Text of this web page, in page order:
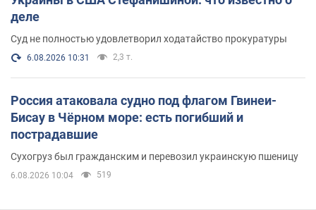
деле
Суд не полностью удовлетворил ходатайство прокуратуры
6.08.2026 10:31 2,3 т.
Россия атаковала судно под флагом Гвинеи-
Бисау в Чёрном море: есть погибший и
пострадавшие
Сухогруз был гражданским и перевозил украинскую пшеницу
6.08.2026 10:04 519